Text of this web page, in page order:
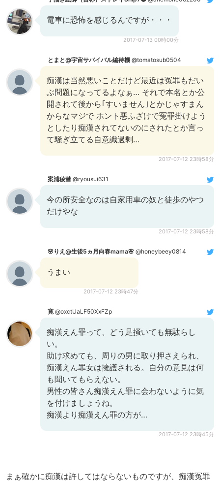
電車に恐怖を感じるんですが・・・
2017-07-13 00時00分
とまと@宇宙サバイバル編待機 @tomatosub0504
痴漢は当然悪いことだけど最近は冤罪もだい
ぶ問題になってるよなぁ… それで本名とか公
開されて後から｢すいません｣とかじゃすまん
からなマジで ホント悪ふざけで冤罪掛けよう
としたり痴漢されてないのにされたとか言っ
て騒ぎ立てる自意識過剰…
2017-07-12 23時58分
案浦稜彗 @ryousui631
今の所安全なのは自家用車の奴と徒歩のやつ
だけやな
2017-07-12 23時58分
🌸りえ@生後5ヵ月向春mama🌸 @honeybeey0814
うまい
2017-07-12 23時47分
寛 @oxctUaLF50XxFZp
痴漢えん罪って、どう足掻いても無駄らし
い。
助け求めても、周りの男に取り押さえられ、
痴漢えん罪女は擁護される。自分の意見は何
も聞いてもらえない。
男性の皆さん痴漢えん罪に会わないように気
を付けましょうね。
痴漢より痴漢えん罪の方が…
2017-07-12 23時45分
まぁ確かに痴漢は許してはならないものですが、痴漢冤罪